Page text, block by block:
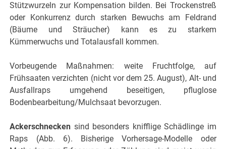
Stützwurzeln zur Kompensation bilden. Bei Trockenstreß
oder Konkurrenz durch starken Bewuchs am Feldrand
(Bäume und Sträucher) kann es zu starkem
Kümmerwuchs und Totalausfall kommen.
Vorbeugende Maßnahmen: weite Fruchtfolge, auf
Frühsaaten verzichten (nicht vor dem 25. August), Alt- und
Ausfallraps umgehend beseitigen, pfluglose
Bodenbearbeitung/Mulchsaat bevorzugen.
Ackerschnecken sind besonders knifflige Schädlinge im
Raps (Abb. 6). Bisherige Vorhersage-Modelle oder